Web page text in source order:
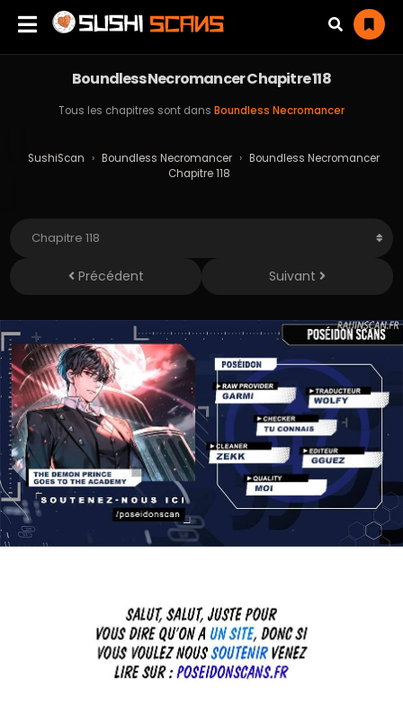
Boundless Necromancer Chapitre 118
Tous les chapitres sont dans Boundless Necromancer
SushiScan › Boundless Necromancer › Boundless Necromancer
Chapitre 118
Précédent Suivant